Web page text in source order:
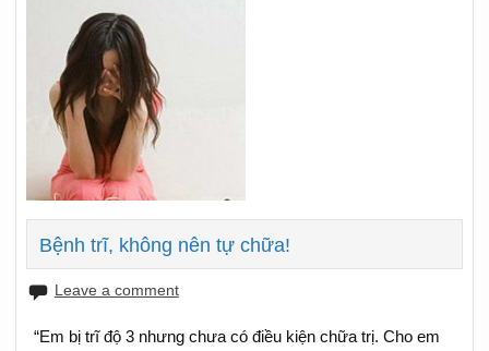
Bệnh trĩ, không nên tự chữa!
Leave a comment
“Em bị trĩ độ 3 nhưng chưa có điều kiện chữa trị. Cho em